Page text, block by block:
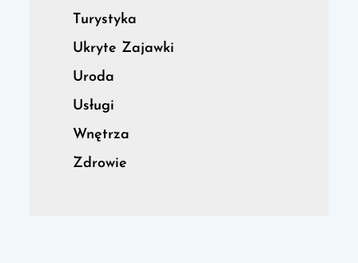
Turystyka
Ukryte Zajawki
Uroda
Usługi
Wnętrza
Zdrowie